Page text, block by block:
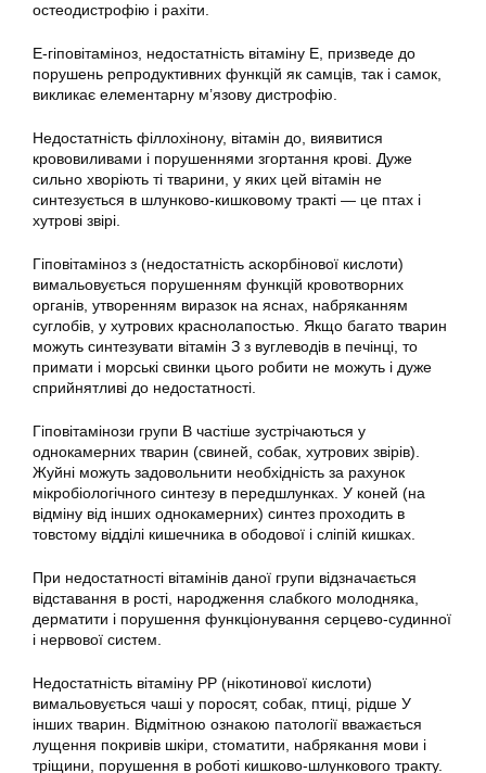
остеодистрофію і рахіти.
Е-гіповітаміноз, недостатність вітаміну Е, призведе до
порушень репродуктивних функцій як самців, так і самок,
викликає елементарну м’язову дистрофію.
Недостатність філлохінону, вітамін до, виявитися
крововиливами і порушеннями згортання крові. Дуже
сильно хворіють ті тварини, у яких цей вітамін не
синтезується в шлунково-кишковому тракті — це птах і
хутрові звірі.
Гіповітаміноз з (недостатність аскорбінової кислоти)
вимальовується порушенням функцій кровотворних
органів, утворенням виразок на яснах, набряканням
суглобів, у хутрових краснолапостью. Якщо багато тварин
можуть синтезувати вітамін З з вуглеводів в печінці, то
примати і морські свинки цього робити не можуть і дуже
сприйнятливі до недостатності.
Гіповітамінози групи В частіше зустрічаються у
однокамерних тварин (свиней, собак, хутрових звірів).
Жуйні можуть задовольнити необхідність за рахунок
мікробіологічного синтезу в передшлунках. У коней (на
відміну від інших однокамерних) синтез проходить в
товстому відділі кишечника в ободової і сліпій кишках.
При недостатності вітамінів даної групи відзначається
відставання в рості, народження слабкого молодняка,
дерматити і порушення функціонування серцево-судинної
і нервової систем.
Недостатність вітаміну РР (нікотинової кислоти)
вимальовується чаші у поросят, собак, птиці, рідше У
інших тварин. Відмітною ознакою патології вважається
лущення покривів шкіри, стоматити, набрякання мови і
тріщини, порушення в роботі кишково-шлункового тракту.